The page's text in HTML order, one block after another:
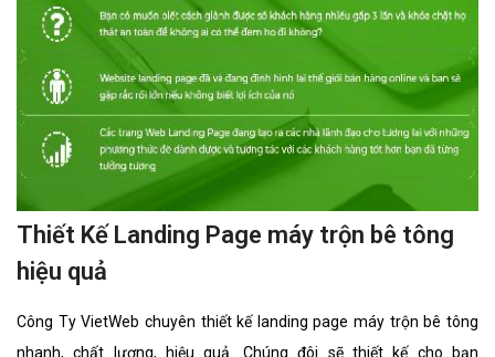
Thiết Kế Landing Page máy trộn bê tông
hiệu quả
Công Ty VietWeb chuyên thiết kế landing page máy trộn bê tông
nhanh, chất lượng, hiệu quả. Chúng đôi sẽ thiết kế cho bạn